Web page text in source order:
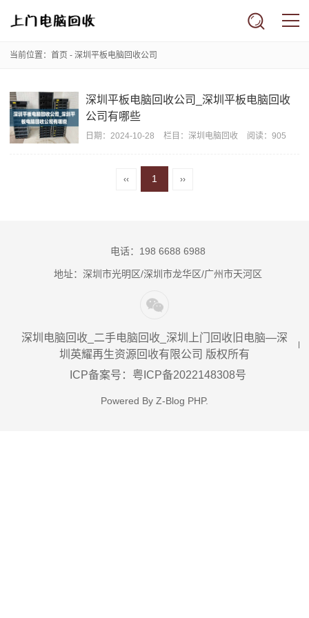
当前位置： 首页 - 深圳平板电脑回收公司
深圳平板电脑回收公司_深圳平板电脑回收
公司有哪些
日期： 2024-10-28 栏目： 深圳电脑回收 阅读：905
‹‹ 1 ››
电话：198 6688 6988
地址：深圳市光明区/深圳市龙华区/广州市天河区
深圳电脑回收_二手电脑回收_深圳上门回收旧电脑—深
圳英耀再生资源回收有限公司 版权所有
ICP备案号：粤ICP备2022148308号
Powered By Z-Blog PHP.